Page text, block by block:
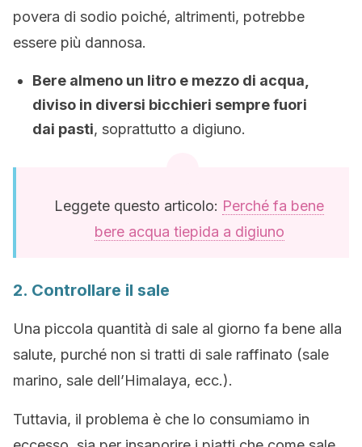
povera di sodio poiché, altrimenti, potrebbe
essere più dannosa.
Bere almeno un litro e mezzo di acqua,
diviso in diversi bicchieri sempre fuori
dai pasti, soprattutto a digiuno.
Leggete questo articolo: Perché fa bene
bere acqua tiepida a digiuno
2. Controllare il sale
Una piccola quantità di sale al giorno fa bene alla
salute, purché non si tratti di sale raffinato (sale
marino, sale dell’Himalaya, ecc.).
Tuttavia, il problema è che lo consumiamo in